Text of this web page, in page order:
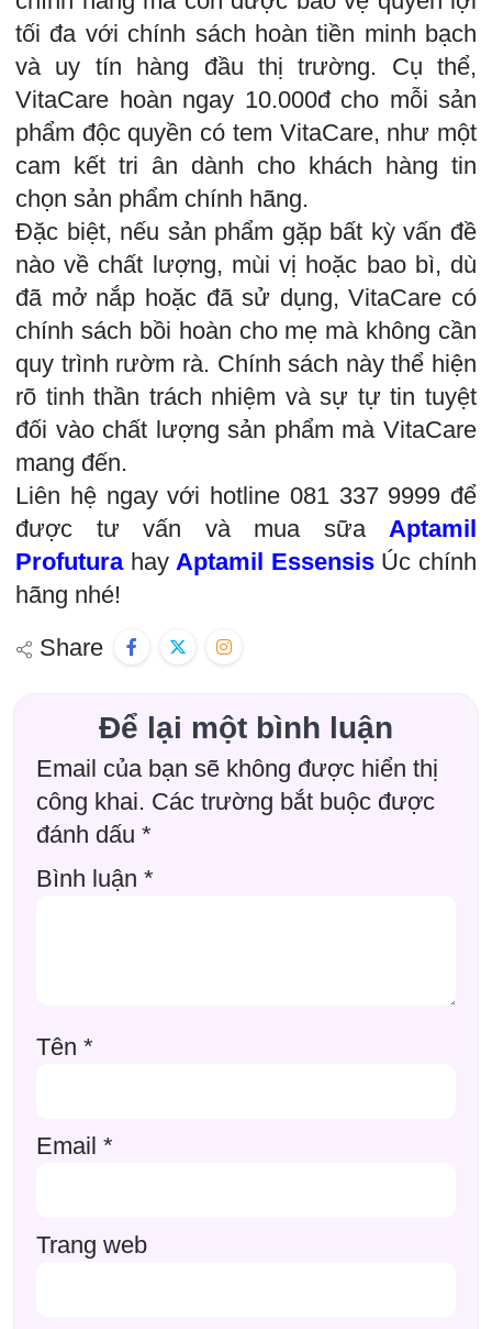
tối đa với chính sách hoàn tiền minh bạch
và uy tín hàng đầu thị trường. Cụ thể,
VitaCare hoàn ngay 10.000đ cho mỗi sản
phẩm độc quyền có tem VitaCare, như một
cam kết tri ân dành cho khách hàng tin
chọn sản phẩm chính hãng.
Đặc biệt, nếu sản phẩm gặp bất kỳ vấn đề
nào về chất lượng, mùi vị hoặc bao bì, dù
đã mở nắp hoặc đã sử dụng, VitaCare có
chính sách bồi hoàn cho mẹ mà không cần
quy trình rườm rà. Chính sách này thể hiện
rõ tinh thần trách nhiệm và sự tự tin tuyệt
đối vào chất lượng sản phẩm mà VitaCare
mang đến.
Liên hệ ngay với hotline 081 337 9999 để
được tư vấn và mua sữa Aptamil
Profuturahay Aptamil EssensisÚc chính
hãng nhé!
Share
Để lại một bình luận
Email của bạn sẽ không được hiển thị
công khai. Các trường bắt buộc được
đánh dấu *
Bình luận *
Tên *
Email *
Trang web